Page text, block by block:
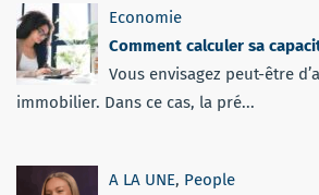
Economie
Comment calculer sa
Vous envisagez peut-être
immobilier. Dans ce cas, la pré...
A LA UNE, People